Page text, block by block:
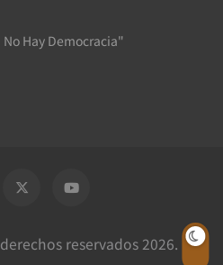
Hay Democracia"
reservados 2026.